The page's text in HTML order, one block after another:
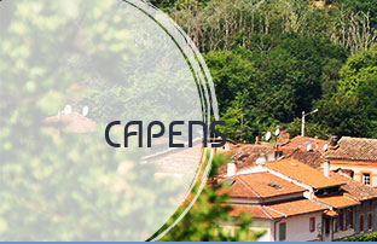
CAPENS
Site officiel